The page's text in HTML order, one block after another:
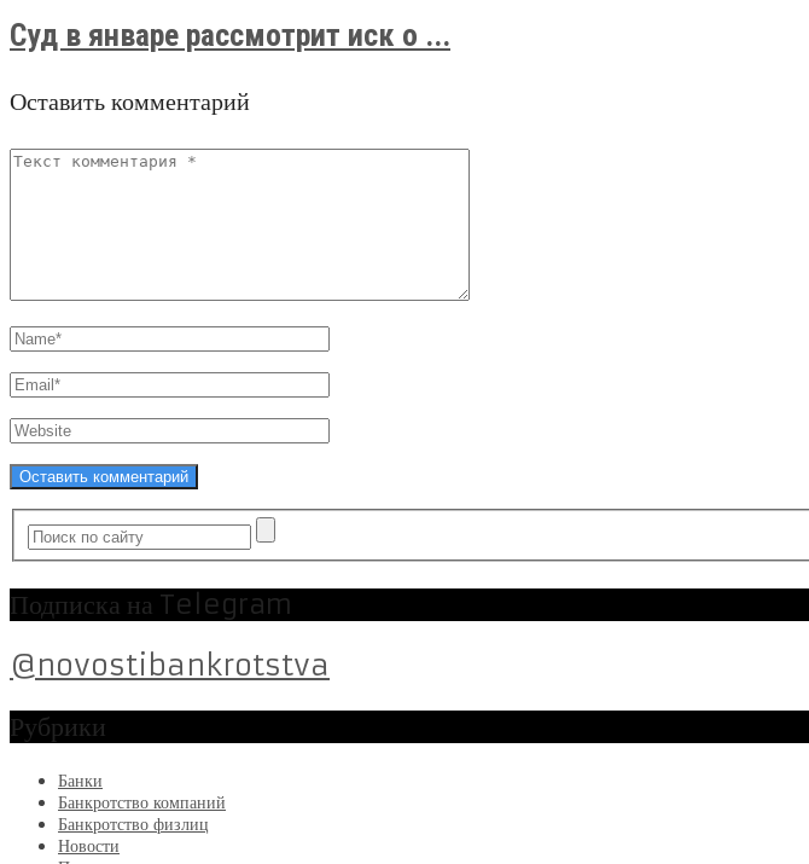
Суд в январе рассмотрит иск о ...
Оставить комментарий
Подписка на Telegram
@novostibankrotstva
Рубрики
Банки
Банкротство компаний
Банкротство физлиц
Новости